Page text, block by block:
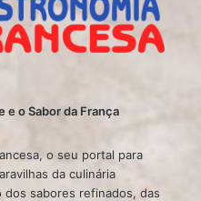
e o Sabor da França
o seu portal para
da culinária
sabores refinados, das